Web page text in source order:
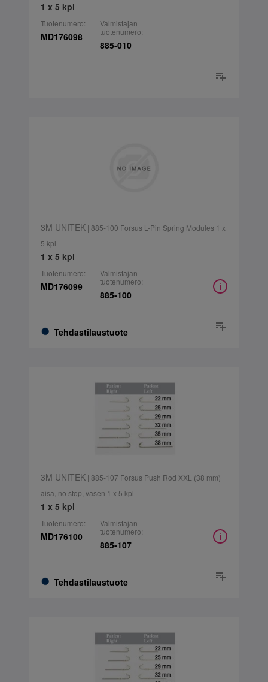
1 x 5 kpl
Tuotenumero:
MD176098
Valmistajan
tuotenumero:
885-010
3M UNITEK| 885-100 Forsus L-Pin Spring Modules 1 x
5 kpl
1 x 5 kpl
Tuotenumero:
MD176099
Tehdastilaustuote
Valmistajan
tuotenumero:
885-100
3M UNITEK| 885-107 Forsus Push Rod XXL (38 mm)
aisa, no stop, vasen 1 x 5 kpl
1 x 5 kpl
Tuotenumero:
MD176100
Tehdastilaustuote
Valmistajan
tuotenumero:
885-107